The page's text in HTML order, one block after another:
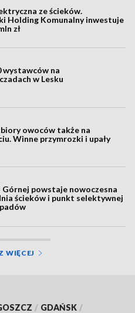
ze ścieków.
Holding Komunalny inwestuje
zł
wystawców na
w Lesku
owoców także na
Winne przymrozki i upały
Górnej powstaje nowoczesna
ścieków i punkt selektywnej
WIĘCEJ
/ GDAŃSK /